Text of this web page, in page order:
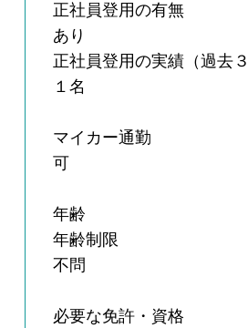
正社員登用の有無
あり
正社員登用の実績（過去３
１名
マイカー通勤
可
年齢
年齢制限
不問
必要な免許・資格